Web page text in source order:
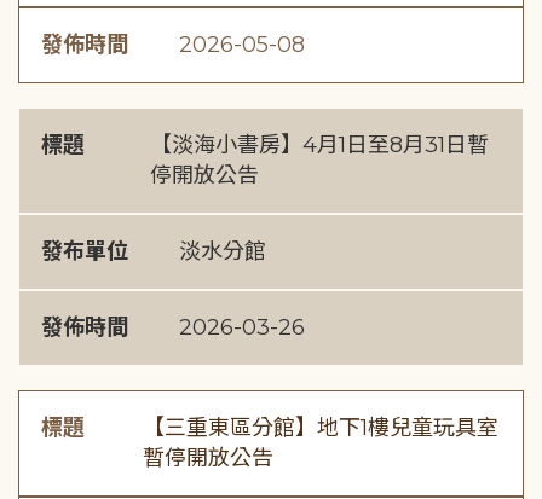
發佈時間 2026-05-08
標題
【淡海小書房】4月1日至8月31日暫
停開放公告
發布單位 淡水分館
發佈時間 2026-03-26
標題
【三重東區分館】地下1樓兒童玩具室
暫停開放公告